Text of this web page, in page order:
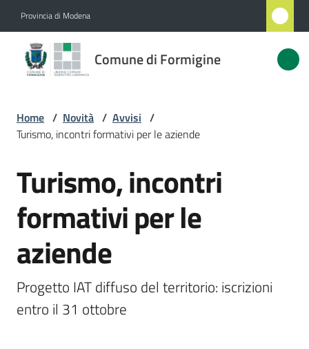
Provincia di Modena
Comune di Formigine
Comune
di
Novità
Menu selezionato
Servizi
Vivere
Formigine
Home / Novità / Avvisi /
Turismo, incontri formativi per le aziende
Salta al contenuto
Turismo, incontri
formativi per le
aziende
Progetto IAT diffuso del territorio: iscrizioni
entro il 31 ottobre